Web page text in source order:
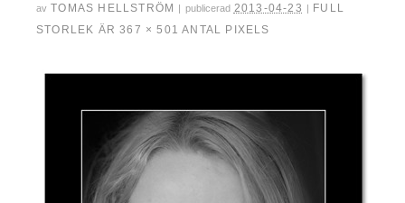
av TOMAS HELLSTRÖM publicerad 2013-04-23
FULL
STORLEK ÄR367 × 501 ANTAL PIXELS